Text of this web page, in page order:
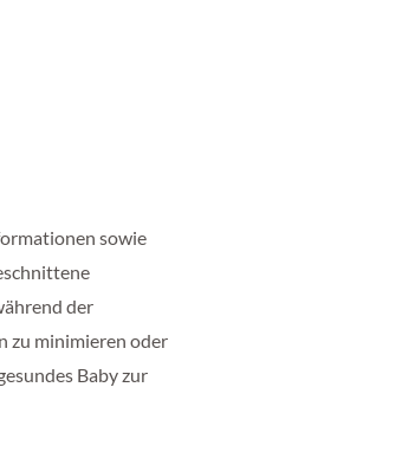
sowie
der
zu minimieren oder
Baby zur